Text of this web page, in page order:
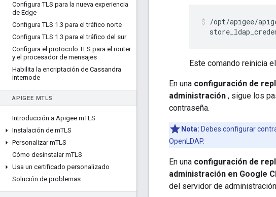
Configura TLS para la nueva experiencia
de Edge
Configura TLS 1 .3 para el tráfico norte
Configura TLS 1 .3 para el tráfico del sur
Configura el protocolo TLS para el router
y el procesador de mensajes
Habilita la encriptación de Cassandra
internode
APIGEE MTLS
Introducción a Apigee mTLS
Instalación de mTLS
Personalizar mTLS
Cómo desinstalar mTLS
Usa un certificado personalizado
Solución de problemas
/opt/apigee/
Este comando reinicia
En una configuración de
administración , sigue los
contraseña.
Nota: Debes configurar
OpenLDAP.
En una configuración de
administración en Google
del servidor de